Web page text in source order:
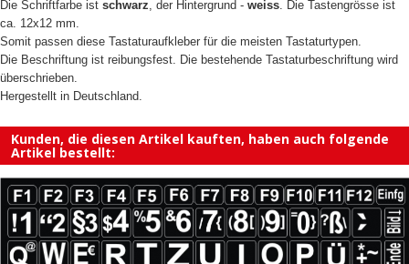
Die Schriftfarbe ist schwarz , der Hintergrund - weiss . Die Tastengrösse ist
ca. 12x12 mm.
Somit passen diese Tastaturaufkleber für die meisten Tastaturtypen.
Die Beschriftung ist reibungsfest. Die bestehende Tastaturbeschriftung wird
überschrieben.
Hergestellt in Deutschland.
Kunden, die diesen Artikel kauften, haben auch folgende
Artikel bestellt: